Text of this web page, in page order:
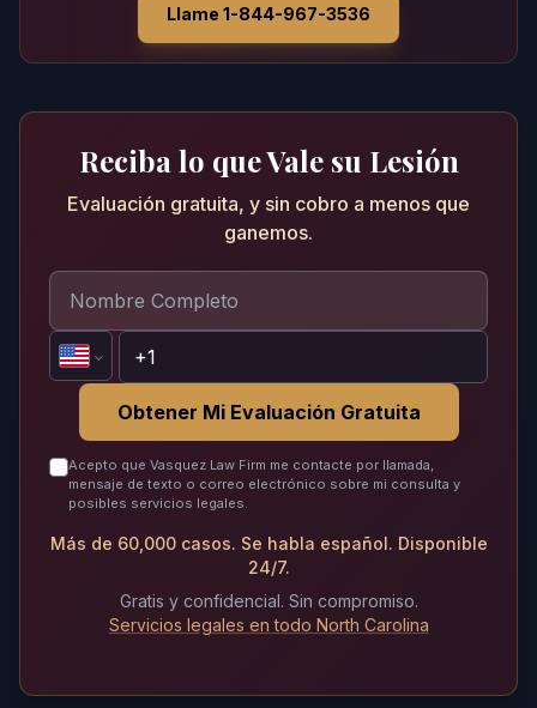
Llame 1-844-967-3536
Reciba lo que Vale su Lesión
Evaluación gratuita, y sin cobro a menos que
ganemos.
Obtener Mi Evaluación Gratuita
Acepto que Vasquez Law Firm me contacte por llamada,
mensaje de texto o correo electrónico sobre mi consulta y
posibles servicios legales.
Más de 60,000 casos. Se habla español. Disponible
24/7.
Gratis y confidencial. Sin compromiso.
Servicios legales en todo North Carolina